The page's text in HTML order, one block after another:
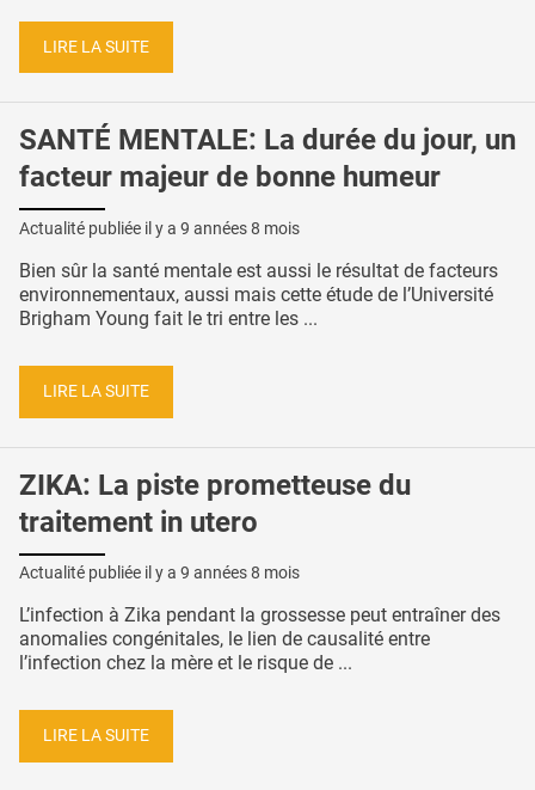
LIRE LA SUITE
SANTÉ MENTALE: La durée du jour, un
facteur majeur de bonne humeur
Actualité publiée il y a 9 années 8 mois
Bien sûr la santé mentale est aussi le résultat de facteurs
environnementaux, aussi mais cette étude de l’Université
Brigham Young fait le tri entre les ...
LIRE LA SUITE
ZIKA: La piste prometteuse du
traitement in utero
Actualité publiée il y a 9 années 8 mois
L’infection à Zika pendant la grossesse peut entraîner des
anomalies congénitales, le lien de causalité entre
l’infection chez la mère et le risque de ...
LIRE LA SUITE